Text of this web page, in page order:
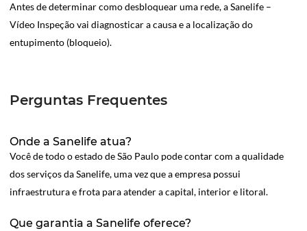
Antes de determinar como desbloquear uma rede, a Sanelife –
Vídeo Inspeção vai diagnosticar a causa e a localização do
entupimento (bloqueio).
Perguntas Frequentes
Onde a Sanelife atua?
Você de todo o estado de São Paulo pode contar com a qualidade
dos serviços da Sanelife, uma vez que a empresa possui
infraestrutura e frota para atender a capital, interior e litoral.
Que garantia a Sanelife oferece?